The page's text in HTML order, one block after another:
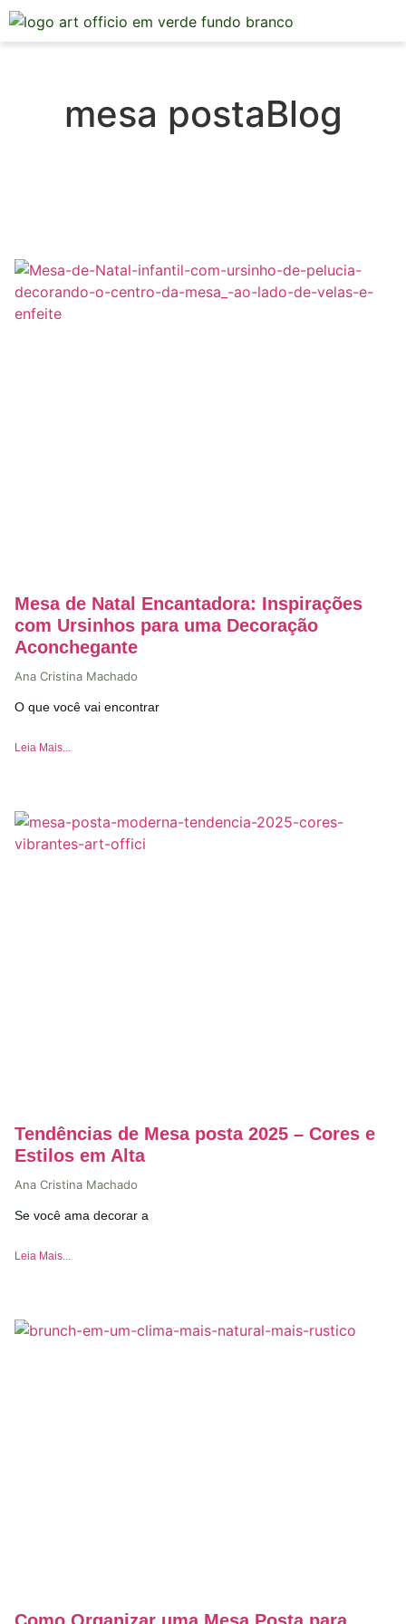
mesa postaBlog
Mesa de Natal Encantadora: Inspirações
com Ursinhos para uma Decoração
Aconchegante
Ana Cristina Machado
O que você vai encontrar
Leia Mais...
Tendências de Mesa posta 2025 – Cores e
Estilos em Alta
Ana Cristina Machado
Se você ama decorar a
Leia Mais...
Como Organizar uma Mesa Posta para